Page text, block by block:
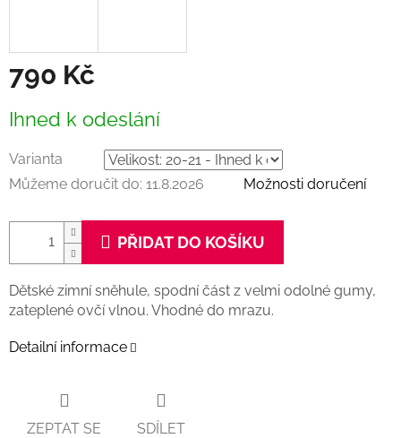
790 Kč
cena:
Ihned k odeslání
Varianta
Můžeme doručit do: 11.8.2026 Možnosti doručení
PŘIDAT DO KOŠÍKU
Dětské zimní sněhule, spodní část z velmi odolné gumy,
zateplené ovčí vlnou. Vhodné do mrazu.
Detailní informace
ZEPTAT SE SDÍLET